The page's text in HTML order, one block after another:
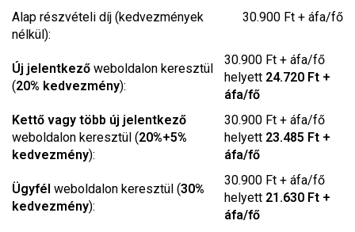
Alap részvételi díj (kedvezmények
nélkül):
30.900 Ft + áfa/fő
Új jelentkező weboldalon keresztül
(20% kedvezmény):
30.900 Ft + áfa/fő
helyett 24.720 Ft +
áfa/fő
Kettő vagy több új jelentkező
weboldalon keresztül (20%+5%
kedvezmény):
30.900 Ft + áfa/fő
helyett 23.485 Ft +
áfa/fő
Ügyfél weboldalon keresztül (30%
kedvezmény):
30.900 Ft + áfa/fő
helyett 21.630 Ft +
áfa/fő